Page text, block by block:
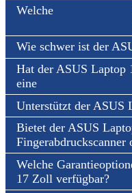
Welche
Wie schwer ist der
Hat der ASUS Laptop
eine
Unterstützt der ASUS
Bietet der ASUS
Fingerabdruckscanner
Welche
17 Zoll verfügbar?